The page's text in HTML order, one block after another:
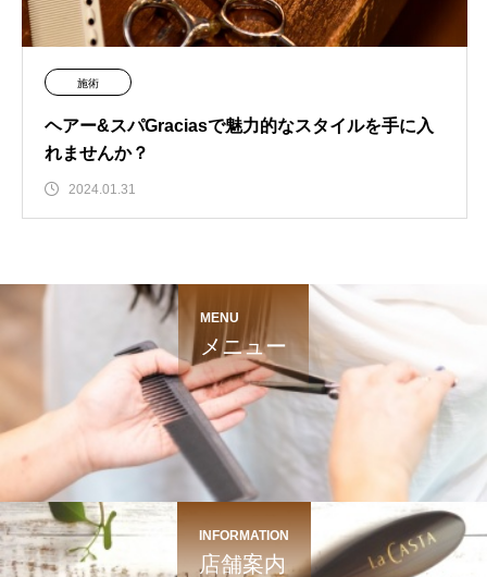
施術
ヘアー&スパGraciasで魅力的なスタイルを手に入
れませんか？
2024.01.31
MENU
メニュー
INFORMATION
店舗案内